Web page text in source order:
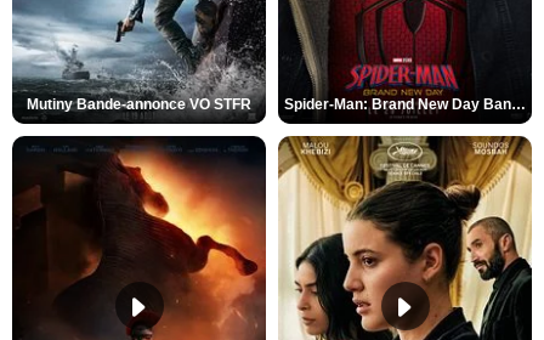
Mutiny Bande-annonce VO STFR Spider-Man: Brand New Day Bande-annonce VO STFR